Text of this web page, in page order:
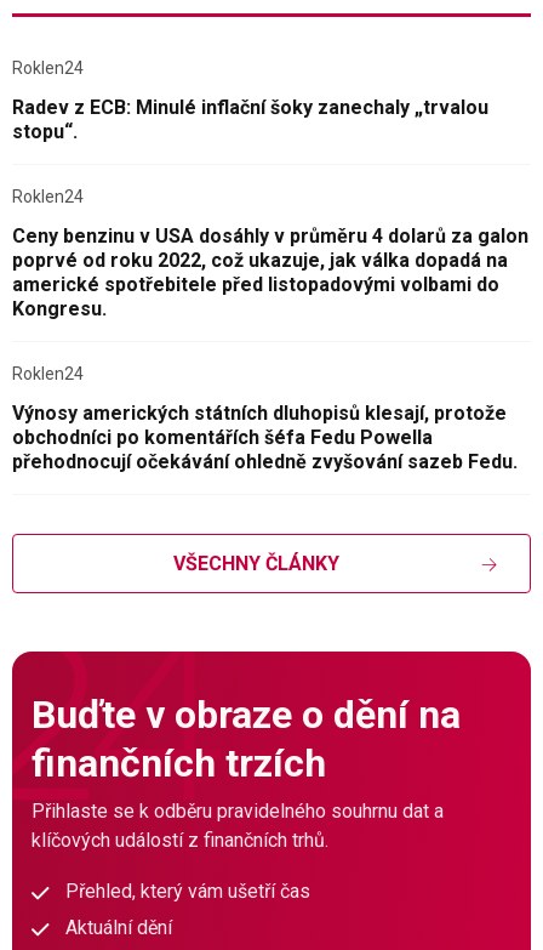
Roklen24
Radev z ECB: Minulé inflační šoky zanechaly „trvalou
stopu“.
Roklen24
Ceny benzinu v USA dosáhly v průměru 4 dolarů za galon
poprvé od roku 2022, což ukazuje, jak válka dopadá na
americké spotřebitele před listopadovými volbami do
Kongresu.
Roklen24
Výnosy amerických státních dluhopisů klesají, protože
obchodníci po komentářích šéfa Fedu Powella
přehodnocují očekávání ohledně zvyšování sazeb Fedu.
VŠECHNY ČLÁNKY
Buďte v obraze o dění na
finančních trzích
Přihlaste se k odběru pravidelného souhrnu dat a
klíčových událostí z finančních trhů.
Přehled, který vám ušetří čas
Aktuální dění